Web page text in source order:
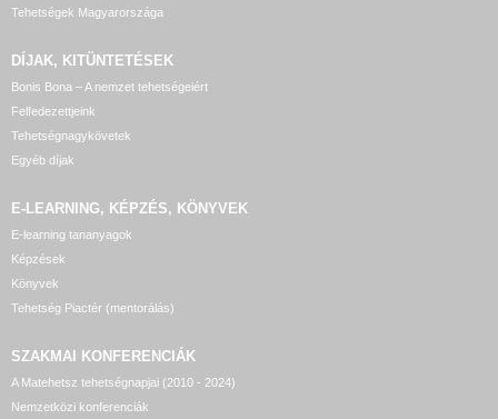
Tehetségek Magyarországa
DÍJAK, KITÜNTETÉSEK
Bonis Bona – A nemzet tehetségeiért
Felfedezettjeink
Tehetségnagykövetek
Egyéb díjak
E-LEARNING, KÉPZÉS, KÖNYVEK
E-learning tananyagok
Képzések
Könyvek
Tehetség Piactér (mentorálás)
SZAKMAI KONFERENCIÁK
A Matehetsz tehetségnapjai (2010 - 2024)
Nemzetközi konferenciák